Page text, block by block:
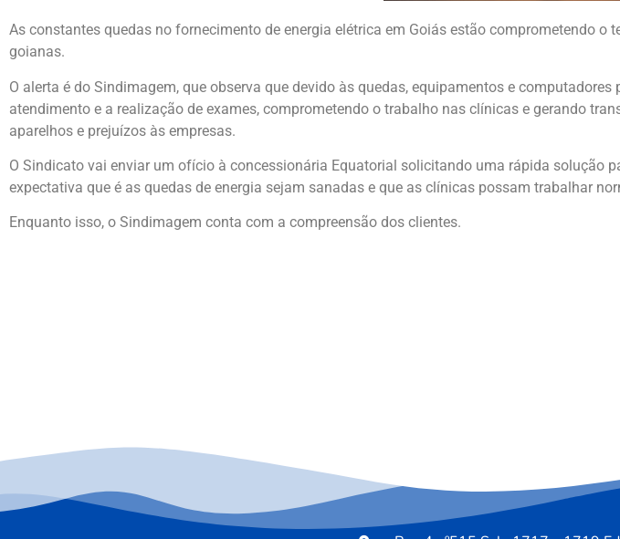
As constantes quedas no fornecimento de energia elétrica em Goiás estão comprometendo
goianas.
O alerta é do Sindimagem, que observa que devido às quedas, equipamentos e
atendimento e a realização de exames, comprometendo o trabalho nas clínicas e gerando
aparelhos e prejuízos às empresas.
O Sindicato vai enviar um ofício à concessionária Equatorial solicitando uma rápida solução
expectativa que é as quedas de energia sejam sanadas e que as clínicas possam trabalhar
Enquanto isso, o Sindimagem conta com a compreensão dos clientes.